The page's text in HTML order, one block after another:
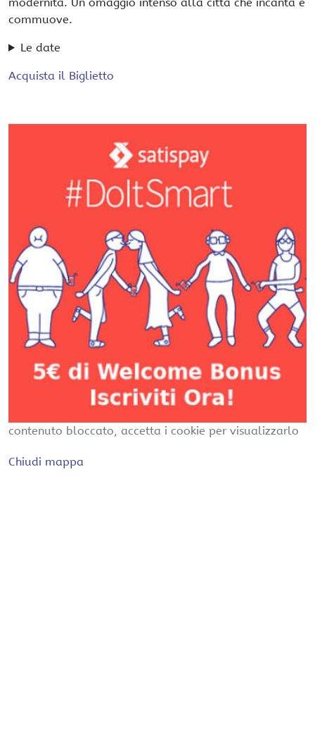
commuove.
Le date
Acquista il Biglietto
contenuto bloccato, accetta i cookie per visualizzarlo
Chiudi mappa